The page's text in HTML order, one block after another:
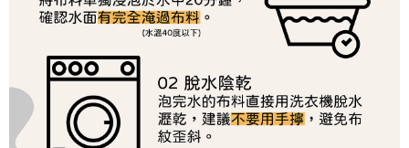
易，需依本服務之必要範圍內提供個人資料，並將交易相關給付款項請求債
權轉讓予恩沛科技股份有限公司。
https://aftee.tw/terms/#terms3
３．未成年的使用者請事先徵得法定代理人或監護人之同意方可使用
「AFTEE先享後付」，若未經同意申辦者引起之損失，本公司不負相關責
４．使用「AFTEE先享後付」時，將依據個別帳號之用戶狀況，依本公司即
時審查核予不同之上限額度；若仍有額度不足之情形，本公司將視審查結果